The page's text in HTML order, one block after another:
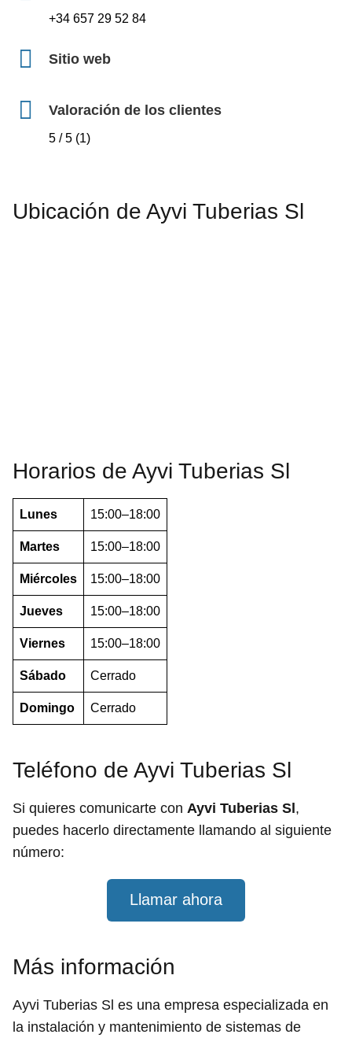
+34 657 29 52 84
Sitio web
Valoración de los clientes
5 / 5 (1)
Ubicación de Ayvi Tuberias Sl
Horarios de Ayvi Tuberias Sl
Lunes 15:00–18:00
Martes 15:00–18:00
Miércoles 15:00–18:00
Jueves 15:00–18:00
Viernes 15:00–18:00
Sábado Cerrado
Domingo Cerrado
Teléfono de Ayvi Tuberias Sl
Si quieres comunicarte con Ayvi Tuberias Sl,
puedes hacerlo directamente llamando al siguiente
número:
Llamar ahora
Más información
Ayvi Tuberias Sl es una empresa especializada en
la instalación y mantenimiento de sistemas de